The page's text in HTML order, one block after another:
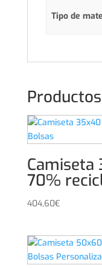
Tipo de
Camiseta
70%
404,60€